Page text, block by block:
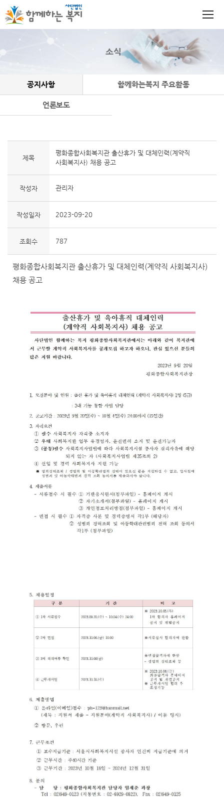
소식
공지사항 함께하는복지 주요활동
언론보도
제목
평화종합사회복지관 출산휴가 및 대체인력(계약직
사회복지사) 채용 공고
작성자 관리자
작성일자 2023-09-20
조회수 787
평화종합사회복지관 출산휴가 및 대체인력(계약직 사회복지사)
채용 공고